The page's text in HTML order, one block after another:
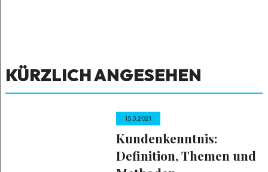
KÜRZLICH ANGESEHEN
15.3.2021
Kundenkenntnis:
Definition, Themen und